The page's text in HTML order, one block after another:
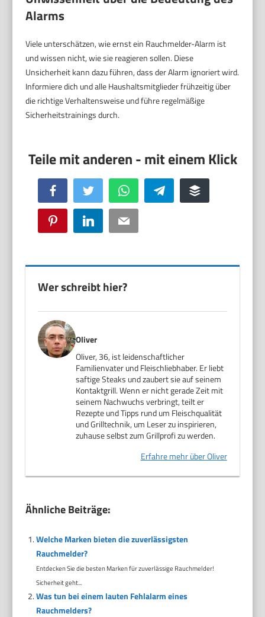
Alarms
Viele unterschätzen, wie ernst ein Rauchmelder-Alarm ist
und wissen nicht, wie sie reagieren sollen. Diese
Unsicherheit kann dazu führen, dass der Alarm ignoriert wird.
Informiere dich und alle Haushaltsmitglieder frühzeitig über
die richtige Verhaltensweise und führe regelmäßige
Sicherheitstrainings durch.
Facebook Twitter WhatsApp Telegram Buffer
Pinterest LinkedIn Email
Wer schreibt hier?
Oliver
Oliver, 36, ist leidenschaftlicher
Familienvater und Fleischliebhaber. Er liebt
saftige Steaks und zaubert sie auf seinem
Kontaktgrill. Wenn er nicht gerade Zeit mit
seinem Nachwuchs verbringt, teilt er
Rezepte und Tipps rund um Fleischqualität
und Grilltechnik, um Leser zu inspirieren,
zuhause selbst zum Grillprofi zu werden.
Erfahre mehr über Oliver
Ähnliche Beiträge:
Welche Marken bieten die zuverlässigsten
Rauchmelder?
Entdecken Sie die besten Marken für zuverlässige Rauchmelder!
Sicherheit geht...
Was tun bei einem lauten Fehlalarm eines
Rauchmelders?